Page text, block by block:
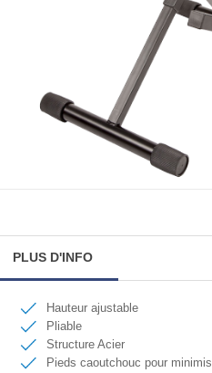
PLUS D'INFO
Hauteur ajustable
Pliable
Structure Acier
Pieds caoutchouc pour